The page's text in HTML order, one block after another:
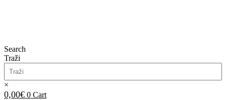
Search
Traži
×
0,00€ 0 Cart